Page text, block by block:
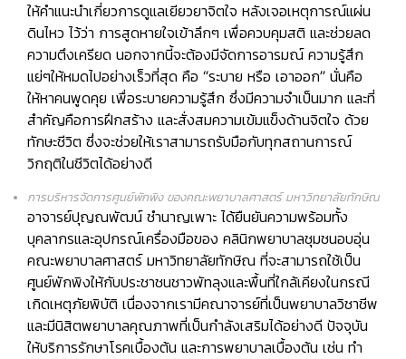
ให้คำแนะนำเกี่ยวการดูแลเยียวยาจิตใจ หลังเจอเหตุการณ์แผ่น
ดินไหว ไว้ว่า การสูดหายใจเข้าลึกๆ เพื่อควบคุมสติ และช่วยลด
ความตึงเครียด นอกจากนี้จะต้องมีจัดการอารมณ์ ความรู้สึก
แย่ๆให้หมดไปอย่างเร็วที่สุด คือ “ระบาย หรือ เอาออก” นั่นคือ
ให้หาคนพูดคุย เพื่อระบายความรู้สึก ซึ่งมีความจำเป็นมาก และที่
สำคัญคือการฝึกสร้าง และสั่งสมความเข้มแข็งด้านจิตใจ ด้วย
ทักษะชีวิต ซึ่งจะช่วยให้เราสามารถรับมือกับทุกสถานการณ์
วิกฤติในชีวิตได้อย่างดี
การบริหารจัดการศูนย์พักพิง ของคณะพยาบาลศาสตร์ มหาวิทยาลัยทักษิณ
อาจารย์ปุญณพัฒน์ ชำนาญเพาะ ได้ยืนยันความพร้อมทั้ง
บุคลากรและอุปกรณ์เครื่องมือของ คลินิกพยาบาลชุมชนอบอุ่น
คณะพยาบาลศาสตร์ มหาวิทยาลัยทักษิณ ที่จะสามารถใช้เป็น
ศูนย์พักพิงให้กับประชาชนชาวพัทลุงและพื้นที่ใกล้เคียงในกรณี
เกิดเหตุภัยพิบัติ เนื่องจากเรามีคณาจารย์ที่เป็นพยาบาลวิชาชีพ
และมีนิสิตพยาบาลคุณภาพที่เป็นกำลังเสริมได้อย่างดี ปัจจุบัน
ให้บริการรักษาโรคเบื้องต้น และการพยาบาลเบื้องต้น เช่น ทำ